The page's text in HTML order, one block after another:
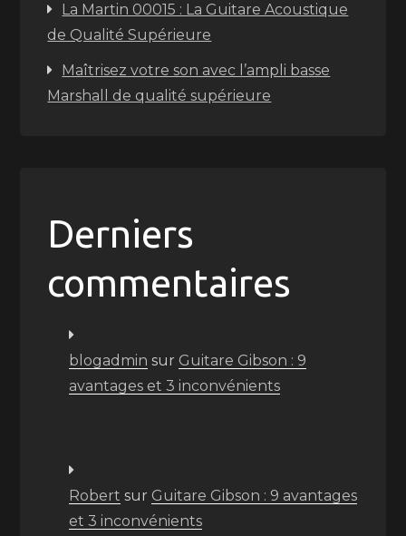
La Martin 00015 : La Guitare Acoustique
de Qualité Supérieure
Maîtrisez votre son avec l’ampli basse
Marshall de qualité supérieure
Derniers
commentaires
blogadmin sur Guitare Gibson : 9
avantages et 3 inconvénients
Robert sur Guitare Gibson : 9 avantages
et 3 inconvénients